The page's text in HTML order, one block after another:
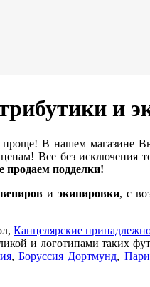
и
В нашем магазине
Все без исключения
подделки!
и экипировки, с
Канцелярские
и логотипами таких
,Боруссия Дортмунд,